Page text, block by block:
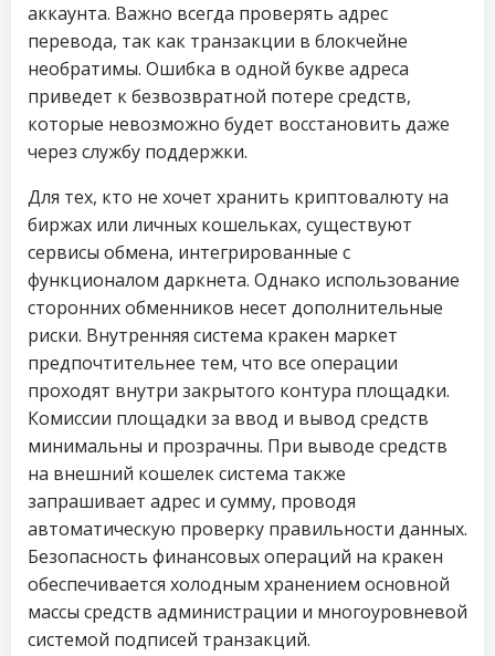
аккаунта. Важно всегда проверять адрес
перевода, так как транзакции в блокчейне
необратимы. Ошибка в одной букве адреса
приведет к безвозвратной потере средств,
которые невозможно будет восстановить даже
через службу поддержки.
Для тех, кто не хочет хранить криптовалюту на
биржах или личных кошельках, существуют
сервисы обмена, интегрированные с
функционалом даркнета. Однако использование
сторонних обменников несет дополнительные
риски. Внутренняя система кракен маркет
предпочтительнее тем, что все операции
проходят внутри закрытого контура площадки.
Комиссии площадки за ввод и вывод средств
минимальны и прозрачны. При выводе средств
на внешний кошелек система также
запрашивает адрес и сумму, проводя
автоматическую проверку правильности данных.
Безопасность финансовых операций на кракен
обеспечивается холодным хранением основной
массы средств администрации и многоуровневой
системой подписей транзакций.